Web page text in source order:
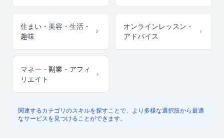
住まい・美容・生活・
趣味
オンラインレッスン・
アドバイス
マネー・副業・アフィ
リエイト
関連するカテゴリのスキルを探すことで、より多様な選択肢から最適
なサービスを見つけることができます。